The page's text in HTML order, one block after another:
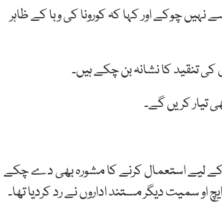
چوکے اور کہا کہ کورونا کی وبا کے ظاہر
تنقید کا نشانہ بن چکے ہیں۔
تیار کریں گے۔
کے لیے استعمال کرنے کا مشورہ بھی دے چکے
سمیت دیگر مستند اداروں نے رد کردیا تھا۔